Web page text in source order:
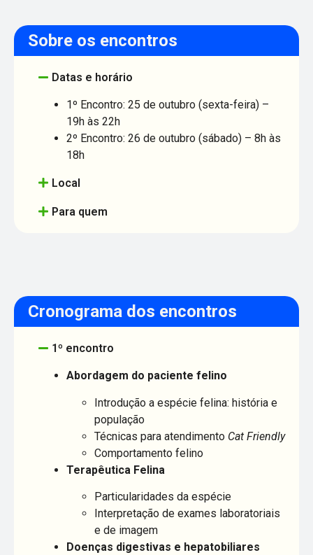
Sobre os encontros
Datas e horário
1º Encontro: 25 de outubro (sexta-feira) –
19h às 22h
2º Encontro: 26 de outubro (sábado) – 8h às
18h
Local
Para quem
Cronograma dos encontros
1º encontro
Abordagem do paciente felino
Introdução a espécie felina: história e
população
Técnicas para atendimento Cat Friendly
Comportamento felino
Terapêutica Felina
Particularidades da espécie
Interpretação de exames laboratoriais
e de imagem
Doenças digestivas e hepatobiliares